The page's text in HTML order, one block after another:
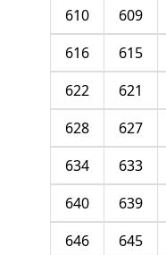
609
610
615
616
621
622
627
628
633
634
639
640
645
646